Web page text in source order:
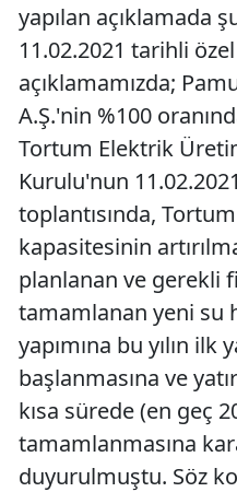
yapılan açıklamada
11.02.2021 tarihli
açıklamamızda;
A.Ş.'nin %100
Tortum Elektrik
Kurulu'nun
toplantısında,
kapasitesinin
planlanan ve gerekli
tamamlanan yeni su
yapımına bu yılın ilk
başlanmasına ve
kısa sürede (en geç
tamamlanmasına
duyurulmuştu. Söz